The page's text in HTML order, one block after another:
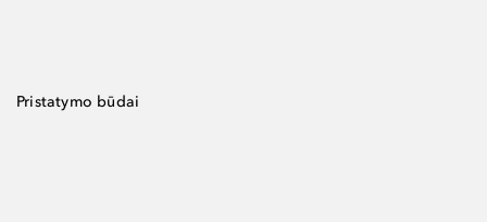
Pristatymo būdai